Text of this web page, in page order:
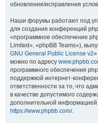
обновления/исправления
Наши форумы работают под
для создания конференций
«программное обеспечение
Limited», «phpBB Teams»),
GNU General Public License v2»
можно по адресу
программного обеспечения
поддержкой интернет-
ответственности за то, что
в качестве допустимого
дополнительной
https://www.phpbb.com/.